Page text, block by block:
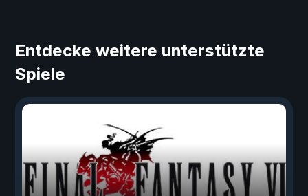
Entdecke weitere unterstützte
Spiele